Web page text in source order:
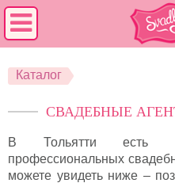
Каталог
СВАДЕБНЫЕ
В Тольятти есть
профессиональных
можете увидеть ниже –